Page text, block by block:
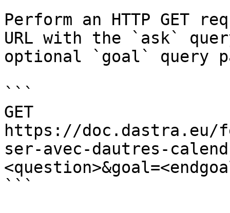
Perform an HTTP GET
URL with the `ask`
optional `goal` query
```
GET
https://doc.dastra.eu/
ser-avec-dautres-
```